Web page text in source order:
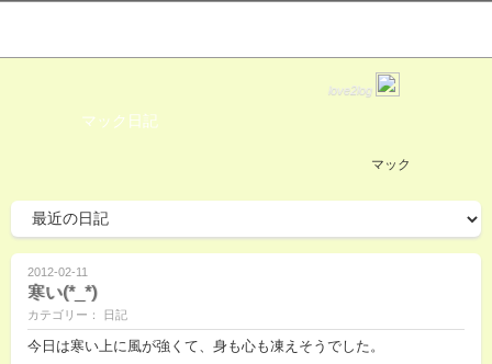
love2log
マック日記
マック
2012-02-11
寒い(*_*)
カテゴリー： 日記
今日は寒い上に風が強くて、身も心も凍えそうでした。